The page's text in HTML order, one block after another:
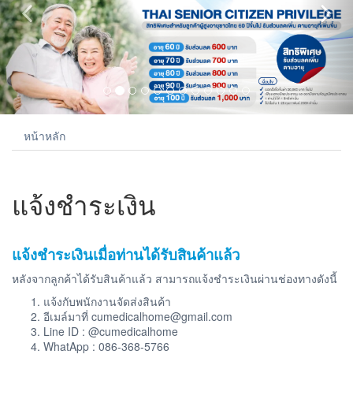
หน้าหลัก
แจ้งชำระเงิน
แจ้งชำระเงินเมื่อท่านได้รับสินค้าแล้ว
หลังจากลูกค้าได้รับสินค้าแล้ว สามารถแจ้งชำระเงินผ่านช่องทางดังนี้
แจ้งกับพนักงานจัดส่งสินค้า
อีเมล์มาที่ cumedicalhome@gmail.com
Line ID : @cumedicalhome
WhatApp : 086-368-5766